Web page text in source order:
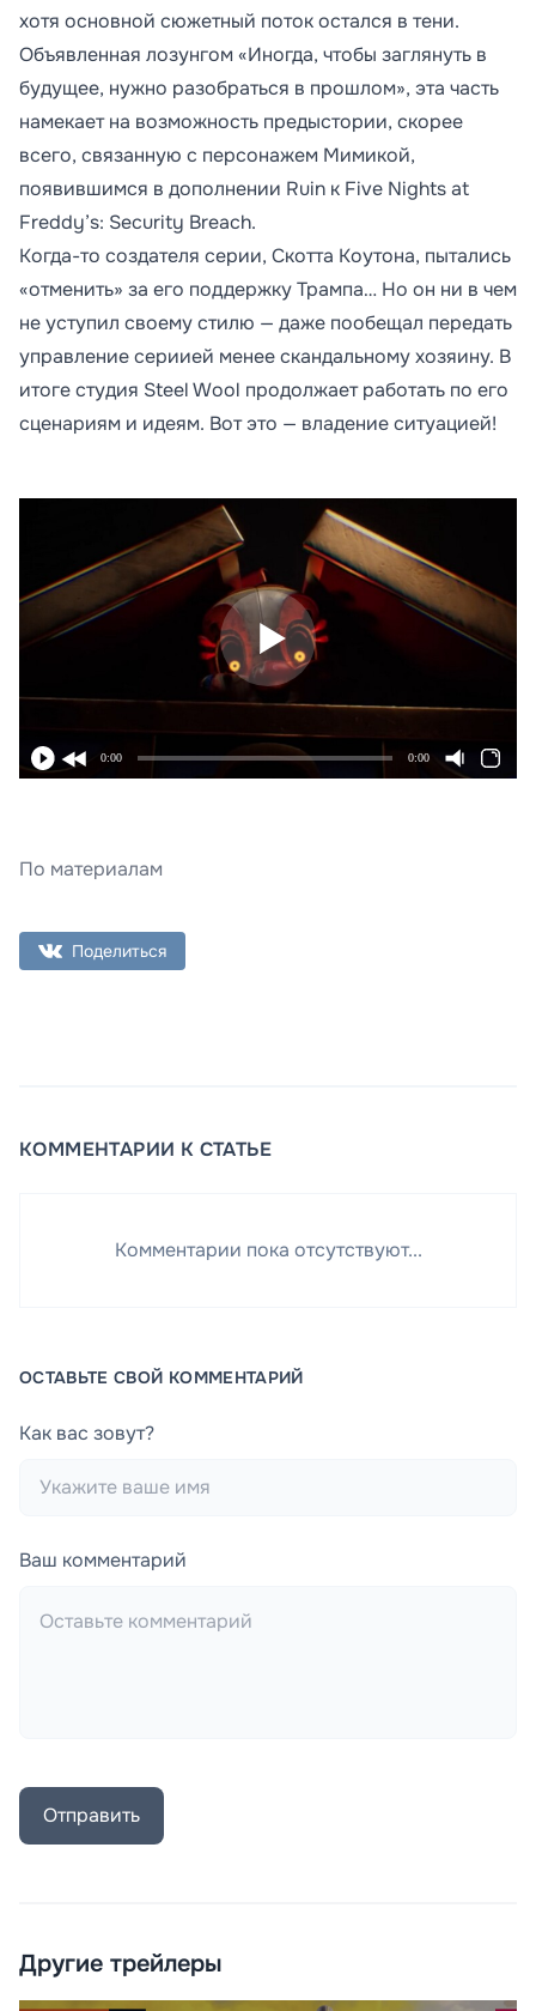
хотя основной сюжетный поток остался в тени.
Объявленная лозунгом «Иногда, чтобы заглянуть в
будущее, нужно разобраться в прошлом», эта часть
намекает на возможность предыстории, скорее
всего, связанную с персонажем Мимикой,
появившимся в дополнении Ruin к Five Nights at
Freddy’s: Security Breach.
Когда-то создателя серии, Скотта Коутона, пытались
«отменить» за его поддержку Трампа… Но он ни в чем
не уступил своему стилю — даже пообещал передать
управление сериией менее скандальному хозяину. В
итоге студия Steel Wool продолжает работать по его
сценариям и идеям. Вот это — владение ситуацией!
0:00 0:00
По материалам
Поделиться
КОММЕНТАРИИ К СТАТЬЕ
Комментарии пока отсутствуют...
ОСТАВЬТЕ СВОЙ КОММЕНТАРИЙ
Как вас зовут?
Ваш комментарий
Отправить
Другие трейлеры